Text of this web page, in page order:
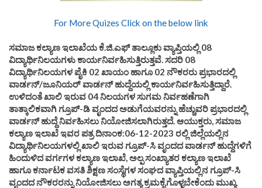
For More Quizes Click on the below link
ಸಮಾಜ ಕಲ್ಯಾಣ ಇಲಾಖೆಯ ಕೆ.ಜಿ.ಎಫ್ ತಾಲ್ಲೂಕು ವ್ಯಾಪ್ತಿಯಲ್ಲಿ 08
ವಿದ್ಯಾರ್ಥಿನಿಲಯಗಳು ಕಾರ್ಯನಿರ್ವಹಿಸುತ್ತಿರುತ್ತವೆ. ಸದರಿ 08
ವಿದ್ಯಾರ್ಥಿನಿಲಯಗಳ ಪೈಕಿ 02 ಖಾಯಂ ಹಾಗೂ 02 ನೌಕರರು ಪ್ರಭಾರದಲ್ಲಿ
ವಾರ್ಡನ್/ಜೂನಿಯರ್ ವಾರ್ಡನ್ ಹುದ್ದೆಯಲ್ಲಿ ಕಾರ್ಯನಿರ್ವಹಿಸುತ್ತಿದ್ದಾರೆ.
ಉಳಿದಂತೆ ಖಾಲಿ ಇರುವ 04 ನಿಲಯಗಳ ಸುಗಮ ನಿರ್ವಹಣೆಗಾಗಿ
ತಾತ್ಕಾಲಿಕವಾಗಿ ಗ್ರೂಪ್-ಡಿ ವೃಂದದ ಅಡುಗೆಯವರನ್ನು ಹೆಚ್ಚುವರಿ ಪ್ರಭಾರದಲ್ಲಿ
ವಾರ್ಡನ್ ಹುದ್ದೆ ನಿರ್ವಹಿಸಲು ನಿಯೋಜಿಸಲಾಗಿರುತ್ತದೆ. ಆಯುಕ್ತರು, ಸಮಾಜ
ಕಲ್ಯಾಣ ಇಲಾಖೆ ಇವರ ಪತ್ರ ದಿನಾಂಕ:06-12-2023 ರಲ್ಲಿ ಜಿಲ್ಲೆಯಲ್ಲಿನ
ವಿದ್ಯಾರ್ಥಿನಿಲಯಗಳಲ್ಲಿ ಖಾಲಿ ಇರುವ ಗ್ರೂಪ್-ಸಿ ವೃಂದದ ವಾರ್ಡನ್ ಹುದ್ದೆಗಳಿಗೆ
ಹಿಂದುಳಿದ ವರ್ಗಗಳ ಕಲ್ಯಾಣ ಇಲಾಖೆ, ಅಲ್ಪ ಸಂಖ್ಯಾತರ ಕಲ್ಯಾಣ ಇಲಾಖೆ
ಹಾಗೂ ಕರ್ನಾಟಕ ವಸತಿ ಶಿಕ್ಷಣ ಸಂಸ್ಥೆಗಳ ಸಂಘದ ವ್ಯಾಪ್ತಿಯಲ್ಲಿನ ಗ್ರೂಪ್-ಸಿ
ವೃಂದದ ನೌಕರರನ್ನು ನಿಯೋಜಿಸಲು ಅಗತ್ಯ ಕ್ರಮಕೈಗೊಳ್ಳಬೇಕೆಂದು ಮುಖ್ಯ